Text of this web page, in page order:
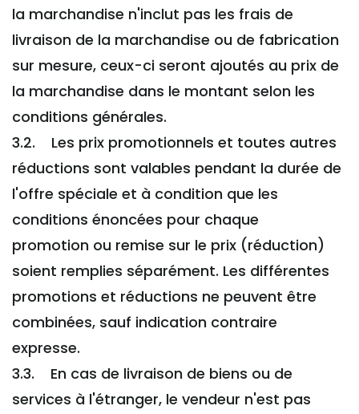
la marchandise n'inclut pas les frais de
livraison de la marchandise ou de fabrication
sur mesure, ceux-ci seront ajoutés au prix de
la marchandise dans le montant selon les
conditions générales.
3.2. Les prix promotionnels et toutes autres
réductions sont valables pendant la durée de
l'offre spéciale et à condition que les
conditions énoncées pour chaque
promotion ou remise sur le prix (réduction)
soient remplies séparément. Les différentes
promotions et réductions ne peuvent être
combinées, sauf indication contraire
expresse.
3.3. En cas de livraison de biens ou de
services à l'étranger, le vendeur n'est pas